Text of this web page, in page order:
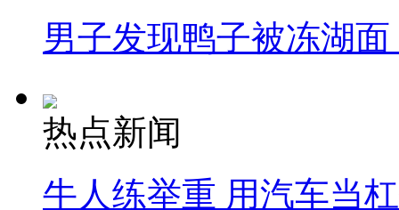
男子发现鸭子被冻湖
热点新闻
牛人练举重 用汽车当